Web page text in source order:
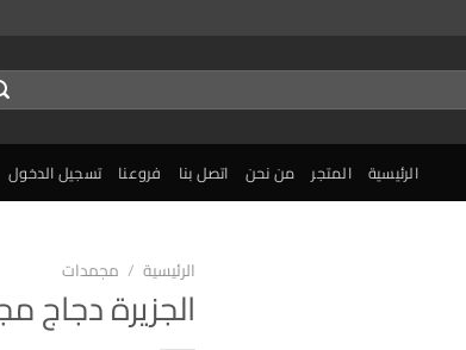
الرئيسية المتجر من نحن اتصل بنا فروعنا تسجيل الدخول
الرئيسية / مجمدات
الجزيرة دجاج